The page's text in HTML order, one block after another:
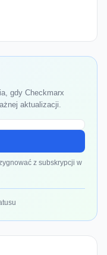
gdy Checkmarx
aktualizacji.
z subskrypcji w